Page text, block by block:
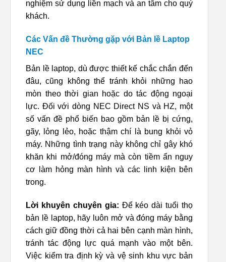
nghiệm sử dụng liền mạch và an tâm cho quý
khách.
Các Vấn đề Thường gặp với Bản lề Laptop
NEC
Bản lề laptop, dù được thiết kế chắc chắn đến
đâu, cũng không thể tránh khỏi những hao
mòn theo thời gian hoặc do tác động ngoại
lực. Đối với dòng NEC Direct NS và HZ, một
số vấn đề phổ biến bao gồm bản lề bị cứng,
gãy, lỏng lẻo, hoặc thậm chí là bung khỏi vỏ
máy. Những tình trạng này không chỉ gây khó
khăn khi mở/đóng máy mà còn tiềm ẩn nguy
cơ làm hỏng màn hình và các linh kiện bên
trong.
Lời khuyên chuyên gia: Để kéo dài tuổi thọ
bản lề laptop, hãy luôn mở và đóng máy bằng
cách giữ đồng thời cả hai bên cạnh màn hình,
tránh tác động lực quá mạnh vào một bên.
Việc kiểm tra định kỳ và vệ sinh khu vực bản